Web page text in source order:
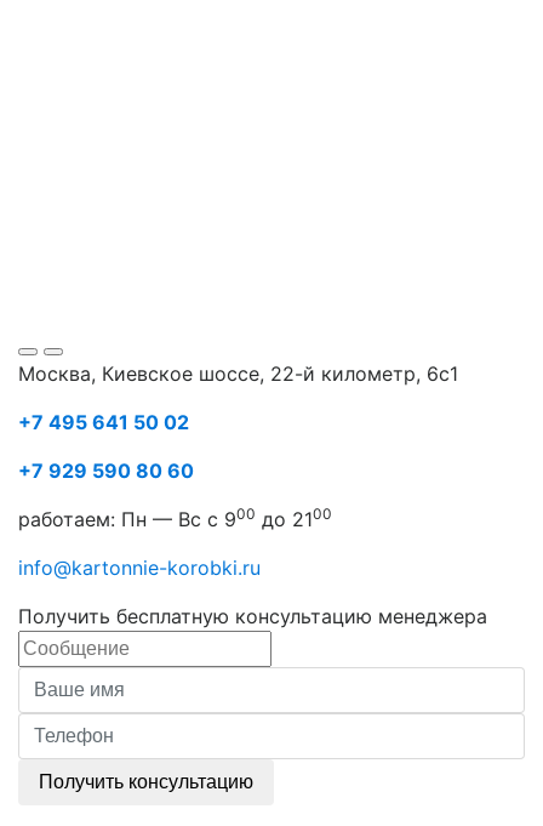
Москва, Киевское шоссе, 22-й километр, 6с1
+7 495 641 50 02
+7 929 590 80 60
работаем: Пн — Вс с 900 до 2100
info@kartonnie-korobki.ru
Получить бесплатную консультацию менеджера
Получить консультацию